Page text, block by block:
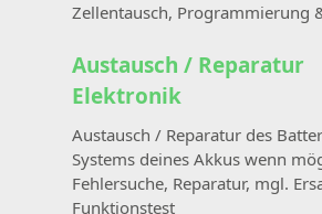
Zellentausch, Programmierung
Austausch / Reparatur
Elektronik
Austausch / Reparatur des
Systems deines Akkus wenn
Fehlersuche, Reparatur, mgl.
Funktionstest